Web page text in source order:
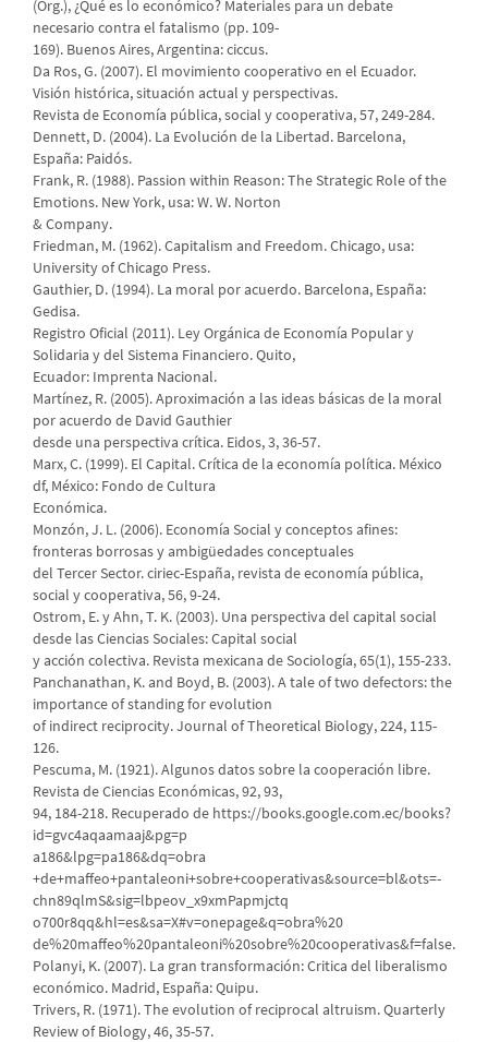
(Org.), ¿Qué es lo económico? Materiales para un debate
necesario contra el fatalismo (pp. 109-
169). Buenos Aires, Argentina: ciccus.
Da Ros, G. (2007). El movimiento cooperativo en el Ecuador.
Visión histórica, situación actual y perspectivas.
Revista de Economía pública, social y cooperativa, 57, 249-284.
Dennett, D. (2004). La Evolución de la Libertad. Barcelona,
España: Paidós.
Frank, R. (1988). Passion within Reason: The Strategic Role of the
Emotions. New York, usa: W. W. Norton
& Company.
Friedman, M. (1962). Capitalism and Freedom. Chicago, usa:
University of Chicago Press.
Gauthier, D. (1994). La moral por acuerdo. Barcelona, España:
Gedisa.
Registro Oficial (2011). Ley Orgánica de Economía Popular y
Solidaria y del Sistema Financiero. Quito,
Ecuador: Imprenta Nacional.
Martínez, R. (2005). Aproximación a las ideas básicas de la moral
por acuerdo de David Gauthier
desde una perspectiva crítica. Eidos, 3, 36-57.
Marx, C. (1999). El Capital. Crítica de la economía política. México
df, México: Fondo de Cultura
Económica.
Monzón, J. L. (2006). Economía Social y conceptos afines:
fronteras borrosas y ambigüedades conceptuales
del Tercer Sector. ciriec-España, revista de economía pública,
social y cooperativa, 56, 9-24.
Ostrom, E. y Ahn, T. K. (2003). Una perspectiva del capital social
desde las Ciencias Sociales: Capital social
y acción colectiva. Revista mexicana de Sociología, 65(1), 155-233.
Panchanathan, K. and Boyd, B. (2003). A tale of two defectors: the
importance of standing for evolution
of indirect reciprocity. Journal of Theoretical Biology, 224, 115-
126.
Pescuma, M. (1921). Algunos datos sobre la cooperación libre.
Revista de Ciencias Económicas, 92, 93,
94, 184-218. Recuperado de https://books.google.com.ec/books?
id=gvc4aqaamaaj&pg=p
a186&lpg=pa186&dq=obra
+de+maffeo+pantaleoni+sobre+cooperativas&source=bl&ots=-
chn89qlmS&sig=lbpeov_x9xmPapmjctq
o700r8qq&hl=es&sa=X#v=onepage&q=obra%20
de%20maffeo%20pantaleoni%20sobre%20cooperativas&f=false.
Polanyi, K. (2007). La gran transformación: Critica del liberalismo
económico. Madrid, España: Quipu.
Trivers, R. (1971). The evolution of reciprocal altruism. Quarterly
Review of Biology, 46, 35-57.